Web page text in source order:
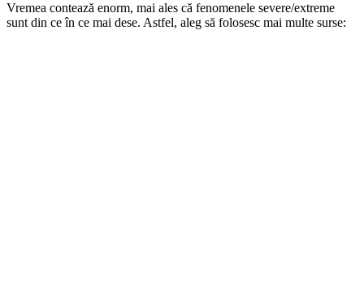
Vremea contează enorm, mai ales că fenomenele severe/extreme
sunt din ce în ce mai dese. Astfel, aleg să folosesc mai multe surse: